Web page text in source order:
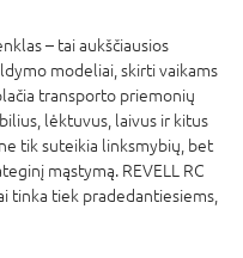
– tai aukščiausios
modeliai, skirti vaikams
transporto priemonių
lėktuvus, laivus ir kitus
tik suteikia linksmybių, bet
mąstymą. REVELL RC
tinka tiek pradedantiesiems,